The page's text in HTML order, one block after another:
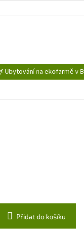
Ubytování na ekofarmě v
Přidat do košíku